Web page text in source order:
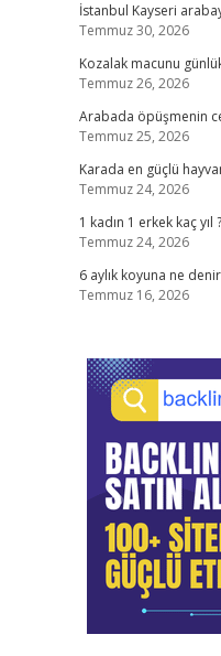
İstanbul Kayseri
Temmuz 30, 2026
Kozalak macunu
Temmuz 26, 2026
Arabada öpüşmenin
Temmuz 25, 2026
Karada en güçlü
Temmuz 24, 2026
1 kadın 1 erkek kaç yıl ?
Temmuz 24, 2026
6 aylık koyuna ne
Temmuz 16, 2026